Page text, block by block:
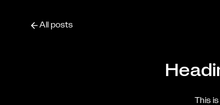
All posts
This is